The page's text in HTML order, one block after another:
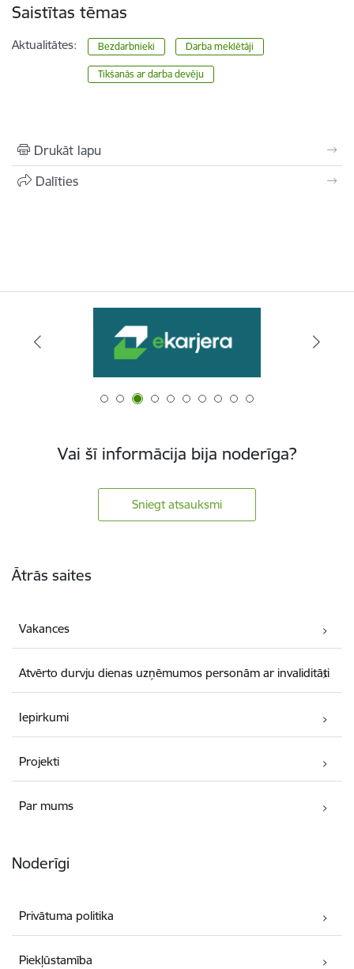
Saistītas tēmas
Aktualitātes: Bezdarbnieki Darba meklētāji
Tikšanās ar darba devēju
Drukāt lapu
Dalīties
Vai šī informācija bija noderīga?
Sniegt atsauksmi
Ātrās saites
Vakances
Atvērto durvju dienas uzņēmumos personām ar invaliditāti
Iepirkumi
Projekti
Par mums
Noderīgi
Privātuma politika
Piekļūstamība